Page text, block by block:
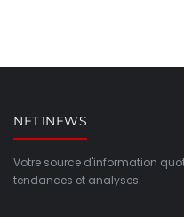
NET1NEWS
Votre source d'information
tendances et analyses.